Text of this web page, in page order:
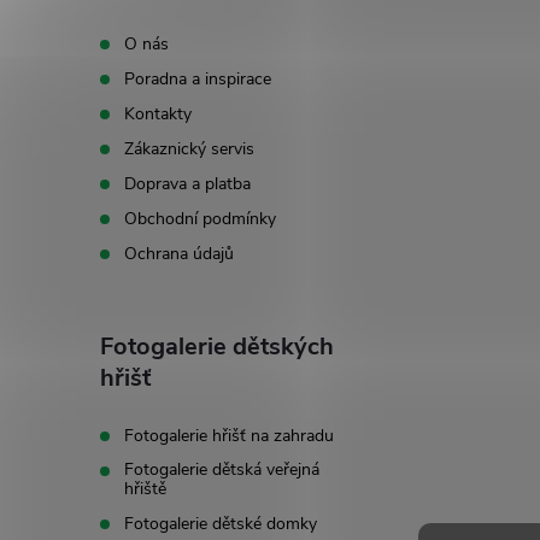
O nás
Poradna a inspirace
Kontakty
Zákaznický servis
Doprava a platba
Obchodní podmínky
Ochrana údajů
Fotogalerie dětských
hřišť
Fotogalerie hřišť na zahradu
Fotogalerie dětská veřejná
hřiště
Fotogalerie dětské domky